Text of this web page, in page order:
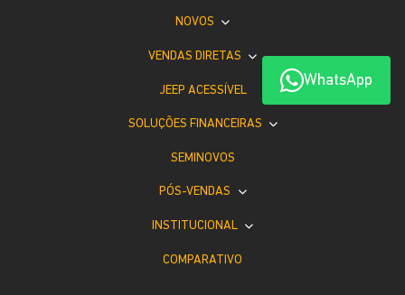
WhatsApp
NOVOS
VENDAS DIRETAS
JEEP ACESSÍVEL
SOLUÇÕES FINANCEIRAS
SEMINOVOS
PÓS-VENDAS
INSTITUCIONAL
COMPARATIVO